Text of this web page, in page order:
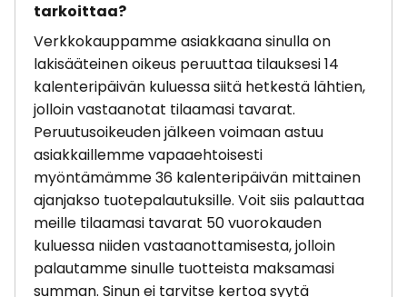
tarkoittaa?
Verkkokauppamme asiakkaana sinulla on
lakisääteinen oikeus peruuttaa tilauksesi 14
kalenteripäivän kuluessa siitä hetkestä lähtien,
jolloin vastaanotat tilaamasi tavarat.
Peruutusoikeuden jälkeen voimaan astuu
asiakkaillemme vapaaehtoisesti
myöntämämme 36 kalenteripäivän mittainen
ajanjakso tuotepalautuksille. Voit siis palauttaa
meille tilaamasi tavarat 50 vuorokauden
kuluessa niiden vastaanottamisesta, jolloin
palautamme sinulle tuotteista maksamasi
summan. Sinun ei tarvitse kertoa syytä